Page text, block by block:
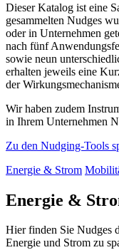
Dieser Katalog ist eine
gesammelten Nudges
oder in Unternehmen
nach fünf
sowie neun
erhalten jeweils eine
der
Wir haben zudem
in Ihrem Unternehmen
Zu den Nudging-Tools
Energie & Strom
Energie &
Hier finden Sie Nudges
Energie und Strom zu